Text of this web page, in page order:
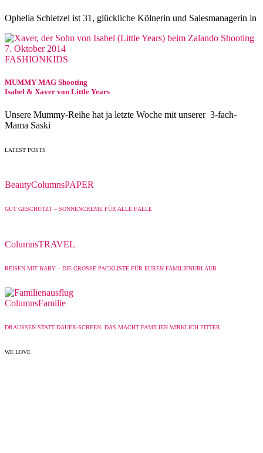
Ophelia Schietzel ist 31, glückliche Kölnerin und Salesmanagerin in
7. Oktober 2014
FASHIONKIDS
MUMMY MAG Shooting
Isabel & Xaver von Little Years
Unsere Mummy-Reihe hat ja letzte Woche mit unserer 3-fach-
Mama Saski
LATEST POSTS
BeautyColumnsPAPER
GUT GESCHÜTZT – SONNENCREME FÜR ALLE FÄLLE
ColumnsTRAVEL
REISEN MIT BABY – DIE GROSSE PACKLISTE FÜR EUREN FAMILIENURLAUB
ColumnsFamilie
DRAUSSEN STATT DAUER-SCREEN: DAS MACHT FAMILIEN WIRKLICH FITTER
WE LOVE